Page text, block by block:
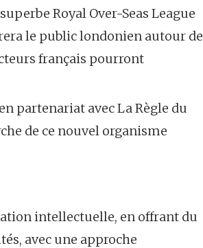
Royal Over-Seas League
le public londonien autour de
français pourront
partenariat avec La Règle du
de ce nouvel organisme
intellectuelle, en offrant du
avec une approche